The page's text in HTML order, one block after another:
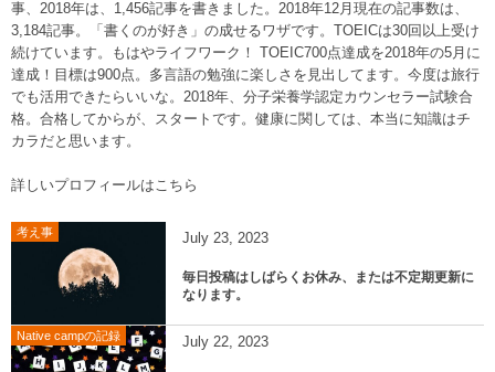
事、2018年は、1,456記事を書きました。2018年12月現在の記事数は、
3,184記事。「書くのが好き」の成せるワザです。TOEICは30回以上受け
続けています。もはやライフワーク！ TOEIC700点達成を2018年の5月に
達成！目標は900点。多言語の勉強に楽しさを見出してます。今度は旅行
でも活用できたらいいな。2018年、分子栄養学認定カウンセラー試験合
格。合格してからが、スタートです。健康に関しては、本当に知識はチ
カラだと思います。
詳しいプロフィールはこちら
考え事 July 23, 2023
毎日投稿はしばらくお休み、または不定期更新に
なります。
Native campの記録 July 22, 2023